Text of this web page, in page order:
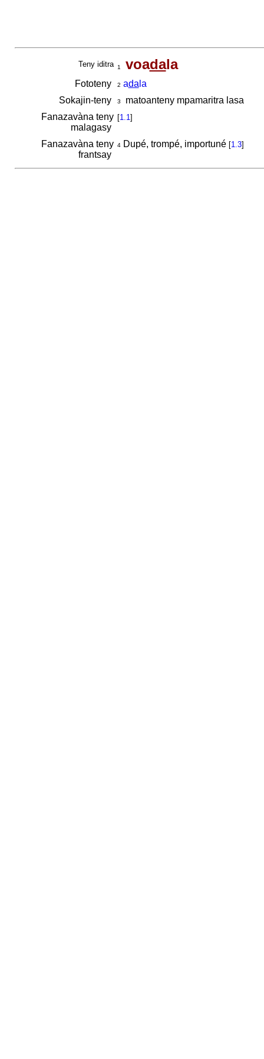
Teny iditra 1 voadala
Fototeny 2 ada la
Sokajin-teny
3
matoanteny mpamaritra lasa
Fanazavàna teny
malagasy
[1.1]
Fanazavàna teny
frantsay
4Dupé, trompé, importuné [1.3]